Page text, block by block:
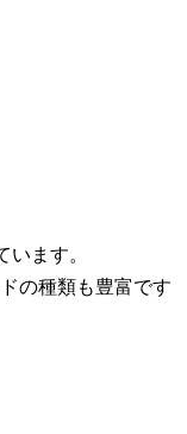
ます。
の種類も豊富です